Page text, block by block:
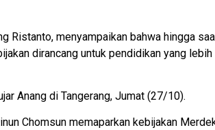
Ristanto, menyampaikan bahwa hingga
dirancang untuk pendidikan yang lebih
Anang di Tangerang, Jumat (27/10).
Chomsun memaparkan kebijakan